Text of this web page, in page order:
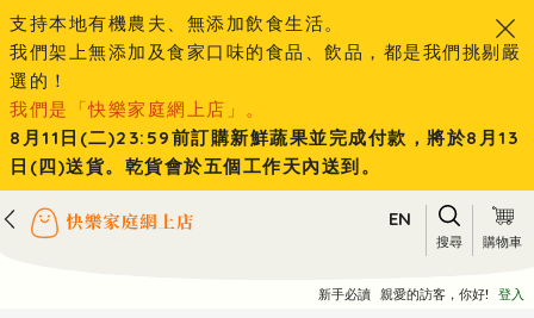
支持本地有機農夫、無添加飲食生活。
我們架上無添加及食家口味的食品、飲品，都是我們挑剔嚴
選的！
我們是「快樂家庭網上店」。
8月11日(二)23:59前訂購新鮮蔬果並完成付款，將於8月13
日(四)送貨。乾貨會於五個工作天內送到。
EN
搜尋 購物車
新手必讀 親愛的訪客，你好! 登入